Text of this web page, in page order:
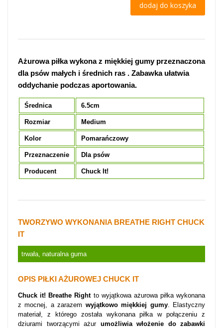
dodaj do koszyka
Ażurowa piłka wykona z miękkiej gumy przeznaczona
dla psów małych i średnich ras . Zabawka ułatwia
oddychanie podczas aportowania.
Średnica 6.5cm
Rozmiar Medium
Kolor Pomarańczowy
Przeznaczenie Dla psów
Producent Chuck It!
TWORZYWO WYKONANIA BREATHE RIGHT CHUCK
IT
trwała, naturalna guma
OPIS PIŁKI AŻUROWEJ CHUCK IT
Chuck it! Breathe Right to wyjątkowa ażurowa piłka wykonana
z mocnej, a zarazem wyjątkowo miękkiej gumy. Elastyczny
materiał, z którego została wykonana piłka w połączeniu z
dziurami tworzącymi ażur umożliwia włożenie do zabawki